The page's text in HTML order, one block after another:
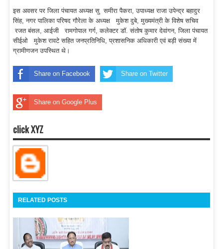
इस अवसर पर जिला पंचायत अध्यक्ष सु समीरा पैकरा, उपाध्यक्ष राजा उपेन्द्र बहादुर
सिंह, नगर पालिका परिषद गौरेला के अध्यक्ष मुकेश दुबे, मुख्यमंत्री के विशेष सचिव
रजत बंसल, आईजी रामगोपाल गर्ग, कलेक्टर डॉ. संतोष कुमार देवांगन, जिला पंचायत
सीईओ मुकेश रावटे सहित जनप्रतिनिधि, प्रशासनिक अधिकारी एवं बड़ी संख्या में
ग्रामीणजन उपस्थित थे।
Share on Facebook Share on Twitter
Share on Google Plus
click XYZ
RELATED POSTS